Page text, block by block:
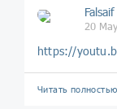
20
https://
Читать